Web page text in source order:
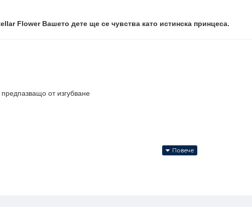
Flower Вашето дете ще се чувства като истинска принцеса.
от изгубване